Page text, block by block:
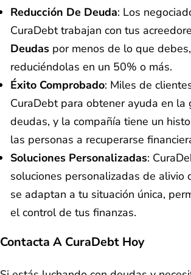
Reducción De Deuda: Los
CuraDebt trabajan con tus
Deudas por menos de lo que
reduciéndolas en un 50% o más.
Éxito Comprobado: Miles de
CuraDebt para obtener ayuda en la
deudas, y la compañía tiene un
las personas a recuperarse
Soluciones Personalizadas:
soluciones personalizadas de alivio
se adaptan a tu situación única,
el control de tus finanzas.
Contacta A CuraDebt Hoy